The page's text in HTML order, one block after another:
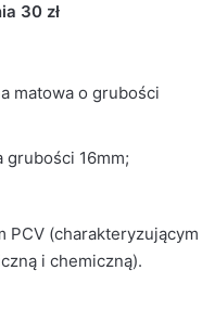
30 zł
matowa o grubości
grubości 16mm;
(charakteryzującym
i chemiczną).